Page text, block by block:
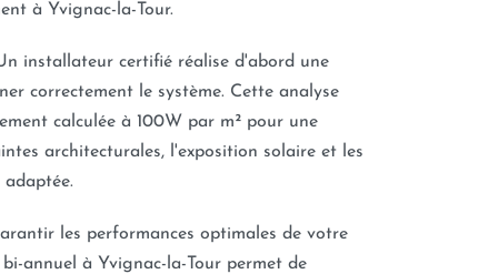
à Yvignac-la-Tour.
installateur certifié réalise d'abord une
correctement le système. Cette analyse
calculée à 100W par m² pour une
architecturales, l'exposition solaire et les
les performances optimales de votre
annuel à Yvignac-la-Tour permet de